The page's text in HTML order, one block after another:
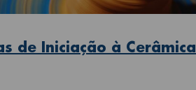
de Iniciação à Cerâmica